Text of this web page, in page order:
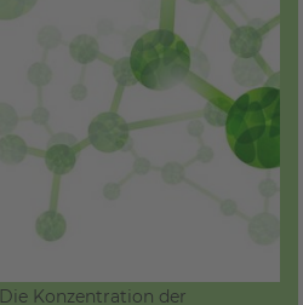
Die Konzentration der